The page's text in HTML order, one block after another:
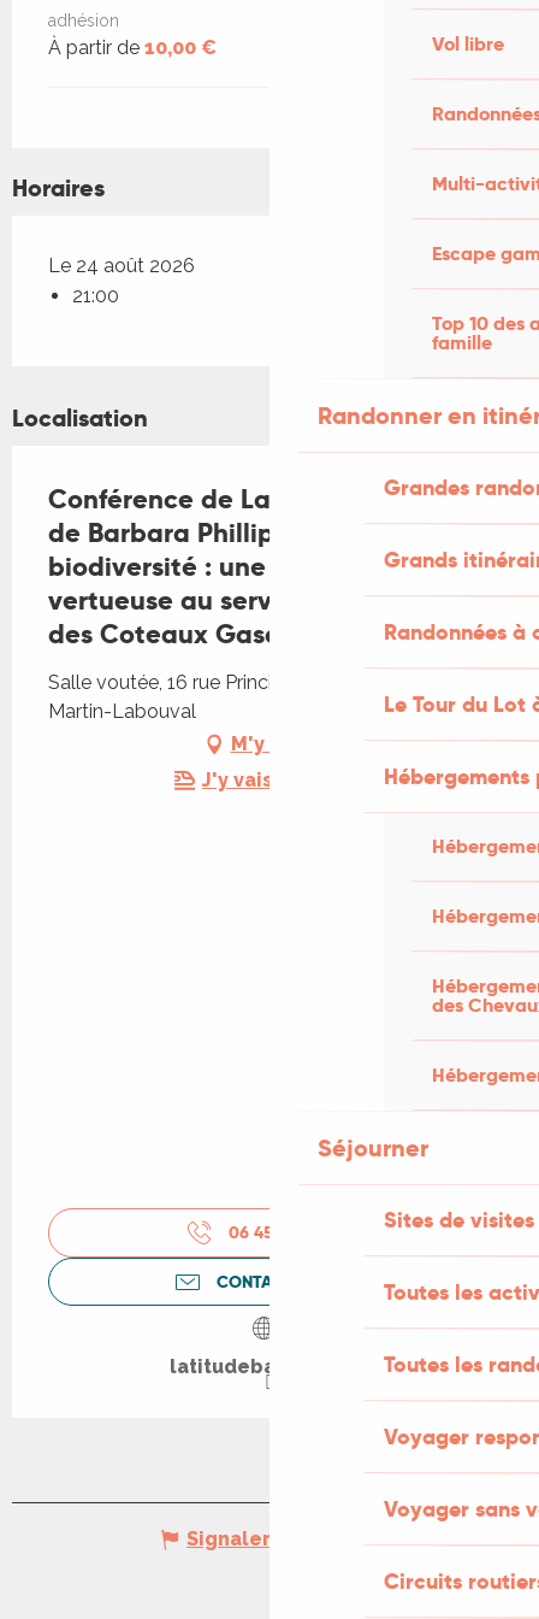
Vol libre
Multi-
Escape
Top 10 des
famille
Randonner en
Grandes
Grands
Randonnées
Le Tour du Lot
des
Séjourner
Sites de visites
Toutes les
Toutes les
Voyager
Voyager sans
Circuits
adhésion
À partir de 10,00 €
Horaires
Le 24 août 2026
21:00
Localisation
Conférence de Latitude, les Amis
de Barbara Phillips : Éleveurs et
biodiversité : une coopération
vertueuse au service du territoire
des Coteaux Gascons
Salle voutée, 16 rue Principale, 46330 Saint-
Martin-Labouval
M'y rendre
J'y vais en train !
06 45 70 75
CONTACTEZ-NOUS
latitudebarbara.net
Signaler une erreur